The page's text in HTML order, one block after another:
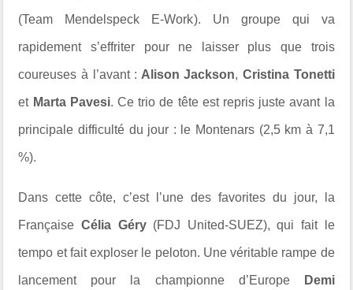
(Team Mendelspeck E-Work). Un groupe qui va
rapidement s’effriter pour ne laisser plus que trois
coureuses à l’avant : Alison Jackson, Cristina Tonetti
et Marta Pavesi. Ce trio de tête est repris juste avant la
principale difficulté du jour : le Montenars (2,5 km à 7,1
%).
Dans cette côte, c’est l’une des favorites du jour, la
FrançaiseCélia Géry(FDJ United-SUEZ), qui fait le
tempo et fait exploser le peloton. Une véritable rampe de
lancement pour la championne d’Europe Demi